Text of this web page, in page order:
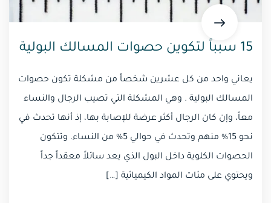
15 سبباً لتكوين حصوات المسالك البولية
يعاني واحد من كل عشرين شخصاً من مشكلة تكون حصوات
المسالك البولية . وهي المشكلة التي تصيب الرجال والنساء
معاً، وإن كان الرجال أكثر عرضة للإصابة بها، إذ أنها تحدث في
نحو 15% منهم وتحدث في حوالي 5% من النساء. وتتكون
الحصوات الكلوية داخل البول الذي يعد سائلاً معقداً جداً
ويحتوي على مئات المواد الكيميائية […]